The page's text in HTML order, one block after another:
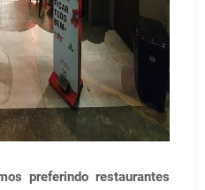
preferindo restaurantes